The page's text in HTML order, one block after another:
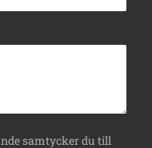
samtycker du till